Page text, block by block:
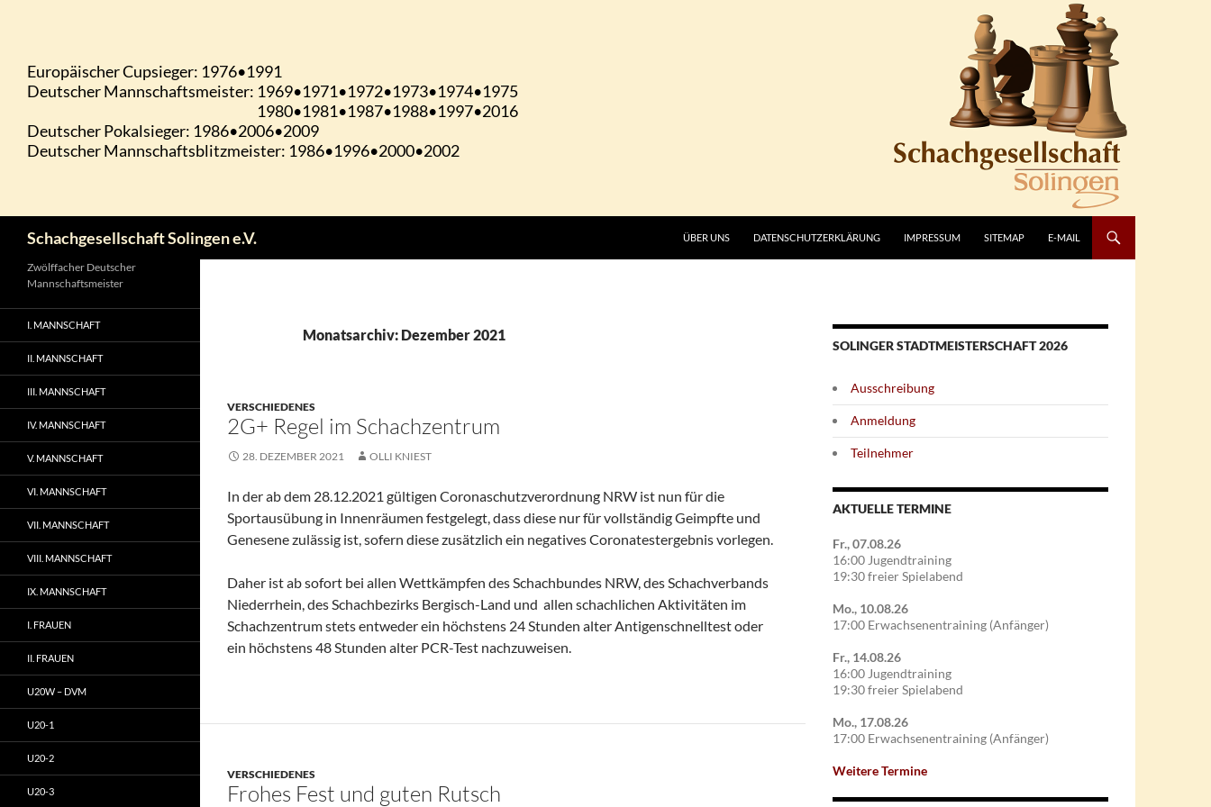
Schachgesellschaft Solingen e.V. ÜBER UNS DATENSCHUTZERKLÄRUNG IMPRESSUM SITEMAP E-MAIL
Monatsarchiv: Dezember 2021
VERSCHIEDENES
2G+ Regel im Schachzentrum
28. DEZEMBER 2021 OLLI KNIEST
In der ab dem 28.12.2021 gültigen Coronaschutzverordnung NRW ist nun für die
Sportausübung in Innenräumen festgelegt, dass diese nur für vollständig Geimpfte und
Genesene zulässig ist, sofern diese zusätzlich ein negatives Coronatestergebnis vorlegen.
Daher ist ab sofort bei allen Wettkämpfen des Schachbundes NRW, des Schachverbands
Niederrhein, des Schachbezirks Bergisch-Land und allen schachlichen Aktivitäten im
Schachzentrum stets entweder ein höchstens 24 Stunden alter Antigenschnelltest oder
ein höchstens 48 Stunden alter PCR-Test nachzuweisen.
VERSCHIEDENES
Frohes Fest und guten Rutsch
SOLINGER STADTMEISTERSCHAFT 2026
Ausschreibung
Anmeldung
Teilnehmer
AKTUELLE TERMINE
Fr., 07.08.26
16:00 Jugendtraining
19:30 freier Spielabend
Mo., 10.08.26
17:00 Erwachsenentraining (Anfänger)
Fr., 14.08.26
16:00 Jugendtraining
19:30 freier Spielabend
Mo., 17.08.26
17:00 Erwachsenentraining (Anfänger)
Weitere Termine
Zwölffacher Deutscher
Mannschaftsmeister
I. MANNSCHAFT
II. MANNSCHAFT
III. MANNSCHAFT
IV. MANNSCHAFT
V. MANNSCHAFT
VI. MANNSCHAFT
VII. MANNSCHAFT
VIII. MANNSCHAFT
IX. MANNSCHAFT
I. FRAUEN
II. FRAUEN
U20W – DVM
U20-1
U20-2
U20-3